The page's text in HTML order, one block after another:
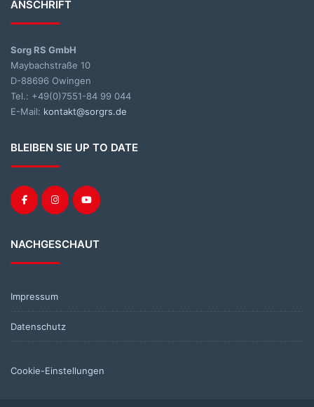
ANSCHRIFT
Sorg RS GmbH
Maybachstraße 10
D-88696 Owingen
Tel.: +49(0)7551-84 99 044
E-Mail: kontakt@sorgrs.de
BLEIBEN SIE UP TO DATE
NACHGESCHAUT
Impressum
Datenschutz
Cookie-Einstellungen